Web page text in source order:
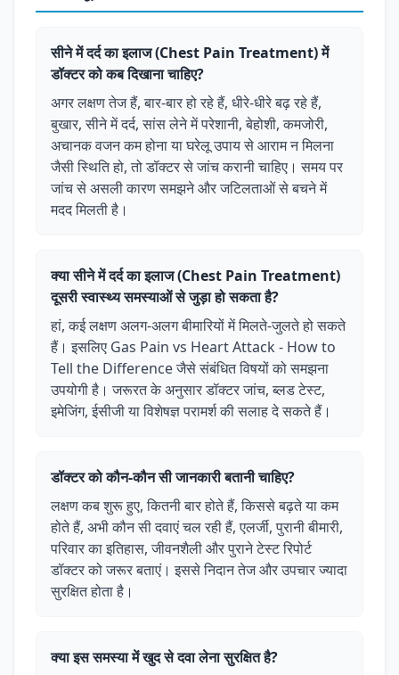
सीने में दर्द का इलाज (Chest Pain Treatment) में
डॉक्टर को कब दिखाना चाहिए?
अगर लक्षण तेज हैं, बार-बार हो रहे हैं, धीरे-धीरे बढ़ रहे हैं,
बुखार, सीने में दर्द, सांस लेने में परेशानी, बेहोशी, कमजोरी,
अचानक वजन कम होना या घरेलू उपाय से आराम न मिलना
जैसी स्थिति हो, तो डॉक्टर से जांच करानी चाहिए। समय पर
जांच से असली कारण समझने और जटिलताओं से बचने में
मदद मिलती है।
क्या सीने में दर्द का इलाज (Chest Pain Treatment)
दूसरी स्वास्थ्य समस्याओं से जुड़ा हो सकता है?
हां, कई लक्षण अलग-अलग बीमारियों में मिलते-जुलते हो सकते
हैं। इसलिए Gas Pain vs Heart Attack - How to
Tell the Difference जैसे संबंधित विषयों को समझना
उपयोगी है। जरूरत के अनुसार डॉक्टर जांच, ब्लड टेस्ट,
इमेजिंग, ईसीजी या विशेषज्ञ परामर्श की सलाह दे सकते हैं।
डॉक्टर को कौन-कौन सी जानकारी बतानी चाहिए?
लक्षण कब शुरू हुए, कितनी बार होते हैं, किससे बढ़ते या कम
होते हैं, अभी कौन सी दवाएं चल रही हैं, एलर्जी, पुरानी बीमारी,
परिवार का इतिहास, जीवनशैली और पुराने टेस्ट रिपोर्ट
डॉक्टर को जरूर बताएं। इससे निदान तेज और उपचार ज्यादा
सुरक्षित होता है।
क्या इस समस्या में खुद से दवा लेना सुरक्षित है?